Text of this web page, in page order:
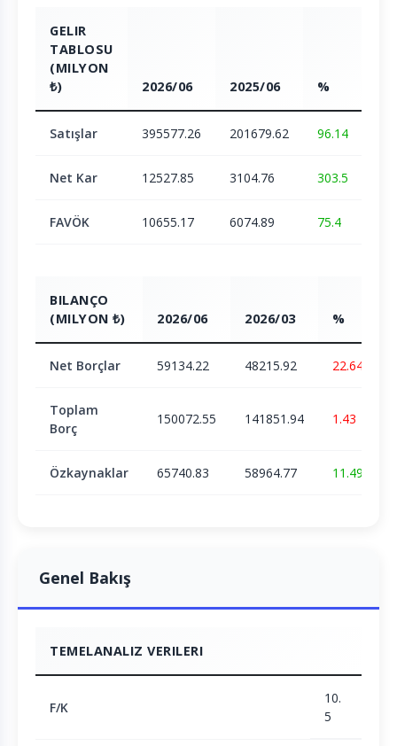
GELIR
TABLOSU
(MILYON
₺)
2026/06 2025/06 %
Satışlar 395577.26 201679.62 96.14
Net Kar 12527.85 3104.76 303.5
FAVÖK 10655.17 6074.89 75.4
BILANÇO
(MILYON ₺)
2026/06 2026/03 %
Net Borçlar 59134.22 48215.92 22.64
Toplam
Borç
150072.55 141851.94 1.43
Özkaynaklar 65740.83 58964.77 11.49
Genel Bakış
TEMELANALIZ VERILERI
F/K
10.
5